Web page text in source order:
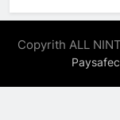
Copyrith ALL